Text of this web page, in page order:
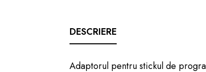
DESCRIERE
Adaptorul pentru stickul de